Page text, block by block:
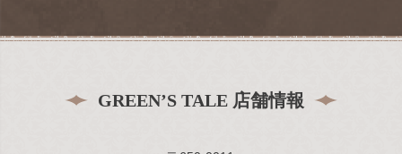
GREEN’S TALE 店舗情報